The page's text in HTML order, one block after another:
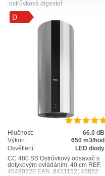
ostrůvková digestoř
D
Hlučnost:
66.0 dB
Výkon:
650 m3/hod
Osvětlení:
LED diody
CC 480 SS Ostrůvkový odsavač s
dotykovým ovládáním, 40 cm REF.
40480320 EAN. 8421152145852